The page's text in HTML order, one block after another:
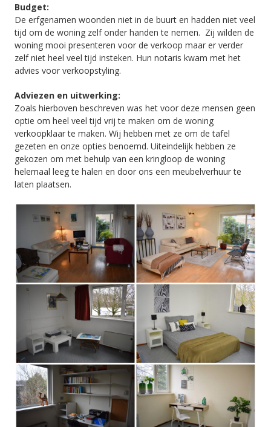
Budget:
De erfgenamen woonden niet in de buurt en hadden niet veel
tijd om de woning zelf onder handen te nemen. Zij wilden de
woning mooi presenteren voor de verkoop maar er verder
zelf niet heel veel tijd insteken. Hun notaris kwam met het
advies voor verkoopstyling.
Adviezen en uitwerking:
Zoals hierboven beschreven was het voor deze mensen geen
optie om heel veel tijd vrij te maken om de woning
verkoopklaar te maken. Wij hebben met ze om de tafel
gezeten en onze opties benoemd. Uiteindelijk hebben ze
gekozen om met behulp van een kringloop de woning
helemaal leeg te halen en door ons een meubelverhuur te
laten plaatsen.